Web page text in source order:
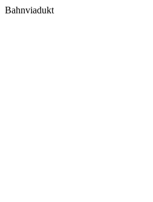
Bahnviadukt